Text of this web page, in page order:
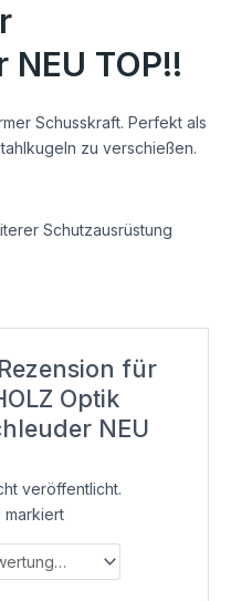
TOP!!
Schusskraft. Perfekt als
zu verschießen.
Schutzausrüstung
für
Optik
NEU
veröffentlicht.
markiert